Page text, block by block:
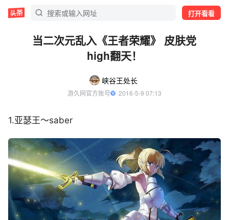
打开看看
当二次元乱入《王者荣耀》 皮肤党
high翻天！
峡谷王处长
游久网官方账号
  2016-5-9 07:13
1.亚瑟王～saber